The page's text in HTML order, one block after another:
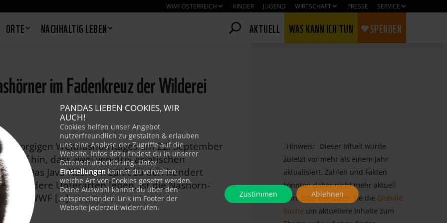
WWF ÖSTERREICH KINDER JUGEND WIRTSCHAFT PRESSE SERVICE
ORTE NACHHALTIG LEBEN AKTUELL WAS KANN ICH TUN SPENDEN
im Fadenkreuz der Wilderei
morgigen Weltnashorntages am 22. September
hin, dass zwei von drei asiatischen
Das Java-Nashorn zählt zu den hundert
andere Unterarten leben, ist die Nashorn-
WWF […]
Hinweis:
Dieser Inhalt wurde
zuletzt vor mehr als einem Jahr
aktualisiert. Zahlen und Fakten
könnten daher nicht mehr aktuell
sein. Bitte benutzen Sie die Globale
Suche um aktuellere Inhalte zum
PANDAS LIEBEN COOKIES, WIR
AUCH!
Cookies helfen unser Angebot
nutzerfreundlich zu gestalten & erlauben
uns eine Analyse der Zugriffe auf die
Website. Infos dazu findest du in unserer
Datenschutzerklärung. Unter
Einstellungen kannst du verwalten,
welche Art von Cookies gesetzt werden.
Deine Auswahl kannst du über den
entsprechenden Link im Footer der
Website jederzeit widerrufen.
Zustimmen Ablehnen